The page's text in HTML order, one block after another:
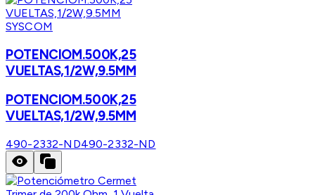
SYSCOM
POTENCIOM.500K,25
VUELTAS,1/2W,9.5MM
POTENCIOM.500K,25
VUELTAS,1/2W,9.5MM
490-2332-ND490-2332-ND